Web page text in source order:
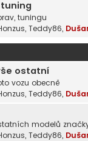
tuningu
, Teddy86,
ostatní
vozu obecně
, Teddy86,
modelů
, Teddy86,